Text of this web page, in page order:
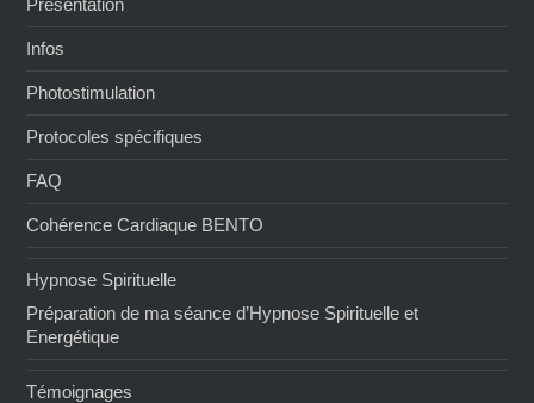
Présentation
Infos
Photostimulation
Protocoles spécifiques
FAQ
Cohérence Cardiaque BENTO
Hypnose Spirituelle
Préparation de ma séance d’Hypnose Spirituelle et
Energétique
Témoignages